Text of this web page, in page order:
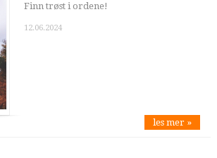
Finn trøst i ordene!
12.06.2024
les mer »